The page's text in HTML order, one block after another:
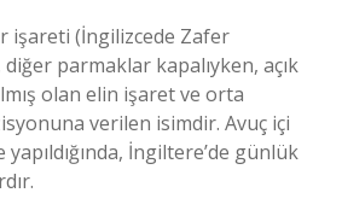
işareti (İngilizcede Zafer
parmaklar kapalıyken, açık
olan elin işaret ve orta
verilen isimdir. Avuç içi
İngiltere’de günlük